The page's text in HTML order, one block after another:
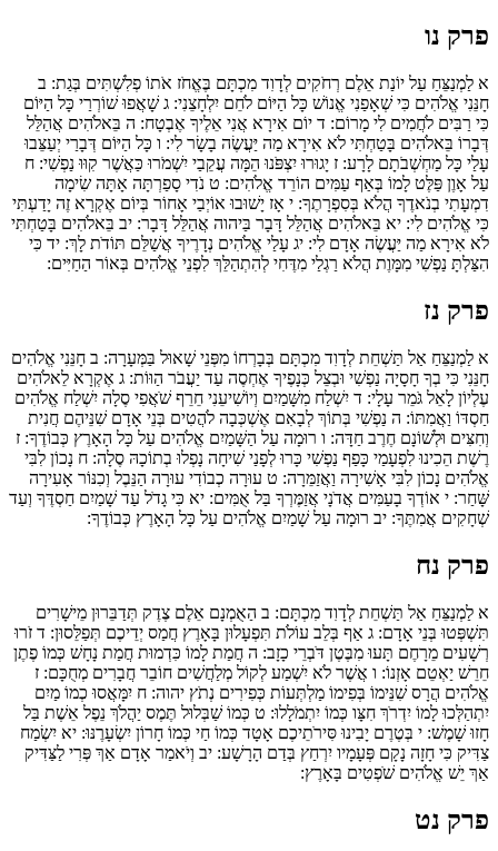
פרק נו
א לַמְנַצֵּחַ עַל יוֹנַת אֵלֶם רְחֹקִים לְדָוִד מִכְתָּם בֶּאֱחֹז אֹתוֹ פְלִשְׁתִּים בְּגַת: ב
חָנֵּנִי אֱלֹהִים כִּי שְׁאָפַנִי אֱנוֹשׁ כָּל הַיּוֹם לֹחֵם יִלְחָצֵנִי: ג שָׁאֲפוּ שׁוֹרְרַי כָּל הַיּוֹם
כִּי רַבִּים לֹחֲמִים לִי מָרוֹם: ד יוֹם אִירָא אֲנִי אֵלֶיךָ אֶבְטָח: ה בֵּאלֹהִים אֲהַלֵּל
דְּבָרוֹ בֵּאלֹהִים בָּטַחְתִּי לֹא אִירָא מַה יַּעֲשֶׂה בָשָׂר לִי: ו כָּל הַיּוֹם דְּבָרַי יְעַצֵּבוּ
עָלַי כָּל מַחְשְׁבֹתָם לָרָע: ז יָגוּרוּ יִצְפֹּנוּ הֵמָּה עֲקֵבַי יִשְׁמֹרוּ כַּאֲשֶׁר קִוּוּ נַפְשִׁי: ח
עַל אָוֶן פַּלֶּט לָמוֹ בְּאַף עַמִּים הוֹרֵד אֱלֹהִים: ט נֹדִי סָפַרְתָּה אָתָּה שִׂימָה
דִמְעָתִי בְנֹאדֶךָ הֲלֹא בְּסִפְרָתֶךָ: י אָז יָשׁוּבוּ אוֹיְבַי אָחוֹר בְּיוֹם אֶקְרָא זֶה יָדַעְתִּי
כִּי אֱלֹהִים לִי: יא בֵּאלֹהִים אֲהַלֵּל דָּבָר בַּיהוה אֲהַלֵּל דָּבָר: יב בֵּאלֹהִים בָּטַחְתִּי
לֹא אִירָא מַה יַּעֲשֶׂה אָדָם לִי: יג עָלַי אֱלֹהִים נְדָרֶיךָ אֲשַׁלֵּם תּוֹדֹת לָךְ: יד כִּי
הִצַּלְתָּ נַפְשִׁי מִמָּוֶת הֲלֹא רַגְלַי מִדֶּחִי לְהִתְהַלֵּךְ לִפְנֵי אֱלֹהִים בְּאוֹר הַחַיִּים:
פרק נז
א לַמְנַצֵּחַ אַל תַּשְׁחֵת לְדָוִד מִכְתָּם בְּבָרְחוֹ מִפְּנֵי שָׁאוּל בַּמְּעָרָה: ב חָנֵּנִי אֱלֹהִים
חָנֵּנִי כִּי בְךָ חָסָיָה נַפְשִׁי וּבְצֵל כְּנָפֶיךָ אֶחְסֶה עַד יַעֲבֹר הַוּוֹת: ג אֶקְרָא לֵאלֹהִים
עֶלְיוֹן לָאֵל גֹּמֵר עָלָי: ד יִשְׁלַח מִשָּׁמַיִם וְיוֹשִׁיעֵנִי חֵרֵף שֹׁאֲפִי סֶלָה יִשְׁלַח אֱלֹהִים
חַסְדּוֹ וַאֲמִתּוֹ: ה נַפְשִׁי בְּתוֹךְ לְבָאִם אֶשְׁכְּבָה לֹהֲטִים בְּנֵי אָדָם שִׁנֵּיהֶם חֲנִית
וְחִצִּים וּלְשׁוֹנָם חֶרֶב חַדָּה: ו רוּמָה עַל הַשָּׁמַיִם אֱלֹהִים עַל כָּל הָאָרֶץ כְּבוֹדֶךָ: ז
רֶשֶׁת הֵכִינוּ לִפְעָמַי כָּפַף נַפְשִׁי כָּרוּ לְפָנַי שִׁיחָה נָפְלוּ בְתוֹכָהּ סֶלָה: ח נָכוֹן לִבִּי
אֱלֹהִים נָכוֹן לִבִּי אָשִׁירָה וַאֲזַמֵּרָה: ט עוּרָה כְבוֹדִי עוּרָה הַנֵּבֶל וְכִנּוֹר אָעִירָה
שָּׁחַר: י אוֹדְךָ בָעַמִּים אֲדֹנָי אֲזַמֶּרְךָ בַּל אֻמִּים: יא כִּי גָדֹל עַד שָׁמַיִם חַסְדֶּךָ וְעַד
שְׁחָקִים אֲמִתֶּךָ: יב רוּמָה עַל שָׁמַיִם אֱלֹהִים עַל כָּל הָאָרֶץ כְּבוֹדֶךָ:
פרק נח
א לַמְנַצֵּחַ אַל תַּשְׁחֵת לְדָוִד מִכְתָּם: ב הַאֻמְנָם אֵלֶם צֶדֶק תְּדַבֵּרוּן מֵישָׁרִים
תִּשְׁפְּטוּ בְּנֵי אָדָם: ג אַף בְּלֵב עוֹלֹת תִּפְעָלוּן בָּאָרֶץ חֲמַס יְדֵיכֶם תְּפַלֵּסוּן: ד זֹרוּ
רְשָׁעִים מֵרָחֶם תָּעוּ מִבֶּטֶן דֹּבְרֵי כָזָב: ה חֲמַת לָמוֹ כִּדְמוּת חֲמַת נָחָשׁ כְּמוֹ פֶתֶן
חֵרֵשׁ יַאְטֵם אָזְנוֹ: ו אֲשֶׁר לֹא יִשְׁמַע לְקוֹל מְלַחֲשִׁים חוֹבֵר חֲבָרִים מְחֻכָּם: ז
אֱלֹהִים הֲרָס שִׁנֵּימוֹ בְּפִימוֹ מַלְתְּעוֹת כְּפִירִים נְתֹץ יהוה: ח יִמָּאֲסוּ כְמוֹ מַיִם
יִתְהַלְּכוּ לָמוֹ יִדְרֹךְ חִצָּו כְּמוֹ יִתְמֹלָלוּ: ט כְּמוֹ שַׁבְּלוּל תֶּמֶס יַהֲלֹךְ נֵפֶל אֵשֶׁת בַּל
חָזוּ שָׁמֶשׁ: י בְּטֶרֶם יָבִינוּ סִּירֹתֵיכֶם אָטָד כְּמוֹ חַי כְּמוֹ חָרוֹן יִשְׂעָרֶנּוּ: יא יִשְׂמַח
צַדִּיק כִּי חָזָה נָקָם פְּעָמָיו יִרְחַץ בְּדַם הָרָשָׁע: יב וְיֹאמַר אָדָם אַךְ פְּרִי לַצַּדִּיק
אַךְ יֵשׁ אֱלֹהִים שֹׁפְטִים בָּאָרֶץ:
פרק נט